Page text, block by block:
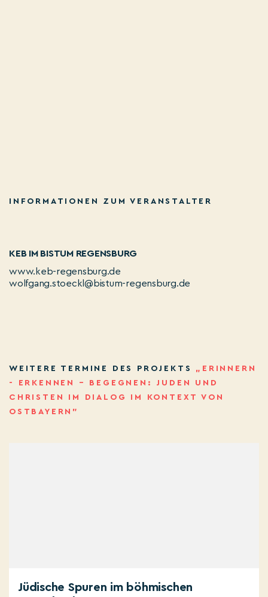
INFORMATIONEN ZUM VERANSTALTER
KEB IM BISTUM REGENSBURG
www.keb-regensburg.de
wolfgang.stoeckl@bistum-regensburg.de
WEITERE TERMINE DES PROJEKTS „ERINNERN
- ERKENNEN – BEGEGNEN: JUDEN UND
CHRISTEN IM DIALOG IM KONTEXT VON
OSTBAYERN”
Jüdische Spuren im böhmischen